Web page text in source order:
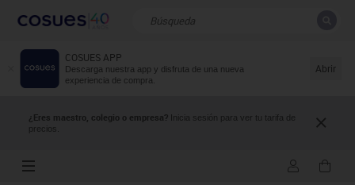
COSUES APP
Descarga nuestra app y disfruta de una nueva
experiencia de compra.
Abrir
¿Eres maestro, colegio o empresa? Inicia sesión para ver tu tarifa de
precios.
Resultados de la búsqueda